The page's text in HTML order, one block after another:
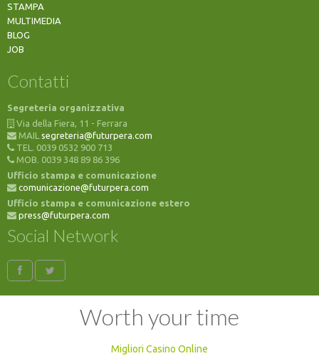
STAMPA
MULTIMEDIA
BLOG
JOB
Contatti
Segreteria organizzativa
Via della Fiera, 11 - Ferrara
MAIL segreteria@futurpera.com
TEL. 0039 0532 900 713
MOB. 0039 348 89 86 396
Ufficio stampa e comunicazione
comunicazione@futurpera.com
Ufficio stampa e comunicazione estero
press@futurpera.com
Social Network
Worth your time
Migliori Casino Online